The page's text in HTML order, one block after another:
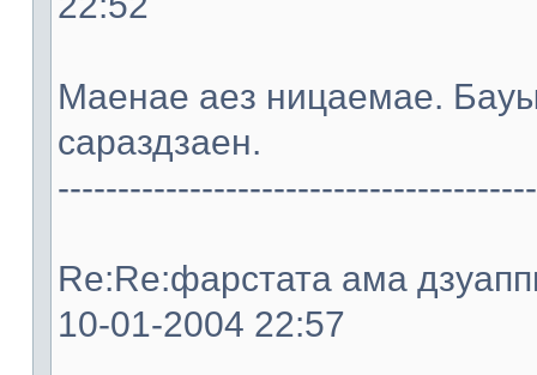
Мaeнae aeз ницaeмae.
сараздзaeн.
Re:Re:фарстата ама
10-01-2004 22:57